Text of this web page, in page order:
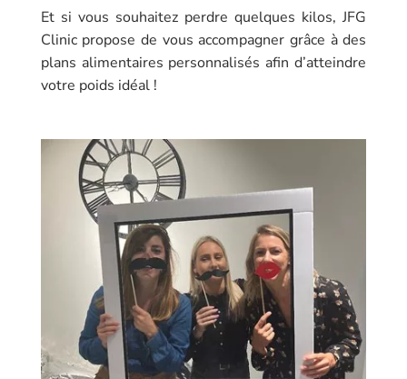
Et si vous souhaitez perdre quelques kilos, JFG
Clinic propose de vous accompagner grâce à des
plans alimentaires personnalisés afin d’atteindre
votre poids idéal !